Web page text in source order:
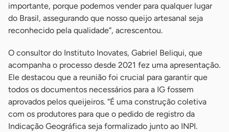
importante, porque podemos vender para qualquer lugar
do Brasil, assegurando que nosso queijo artesanal seja
reconhecido pela qualidade”, acrescentou.
O consultor do Instituto Inovates, Gabriel Beliqui, que
acompanha o processo desde 2021 fez uma apresentação.
Ele destacou que a reunião foi crucial para garantir que
todos os documentos necessários para a IG fossem
aprovados pelos queijeiros. “É uma construção coletiva
com os produtores para que o pedido de registro da
Indicação Geográfica seja formalizado junto ao INPI.